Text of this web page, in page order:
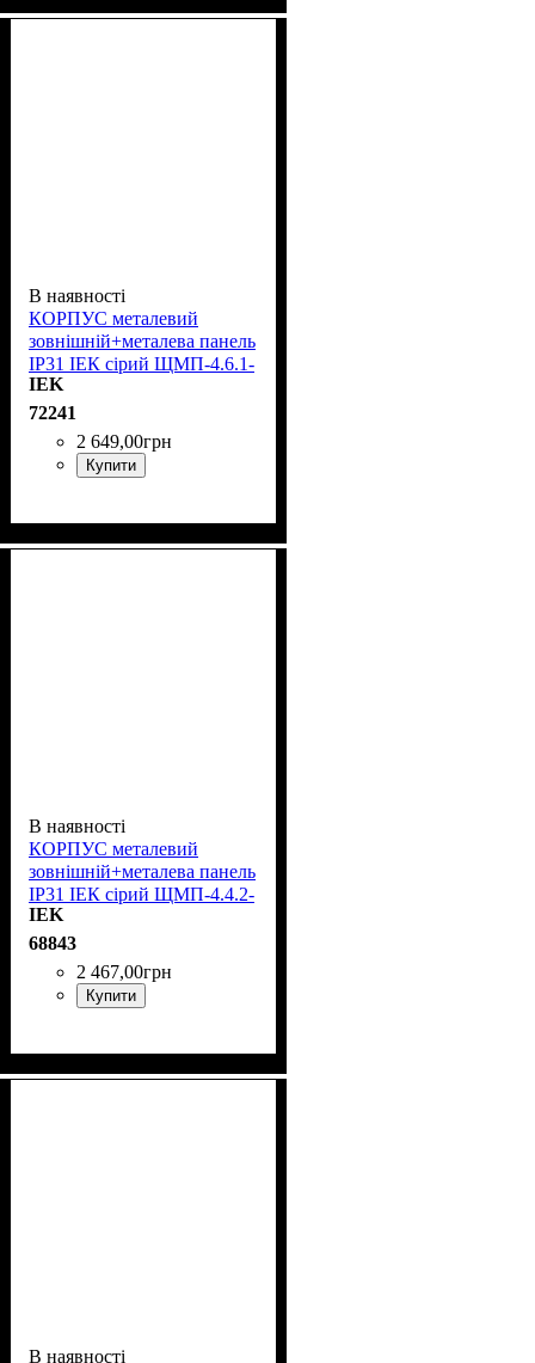
В наявності
КОРПУС металевий
зовнішній+металева панель
IP31 ІЕК сірий ЩМП-4.6.1-
0 36 УХЛЗ YKM40-461-31
IEK
72241
2 649,00грн
Купити
В наявності
КОРПУС металевий
зовнішній+металева панель
IP31 ІЕК сірий ЩМП-4.4.2-
0 36 УХЛЗ YKM40-442-31
IEK
68843
2 467,00грн
Купити
В наявності